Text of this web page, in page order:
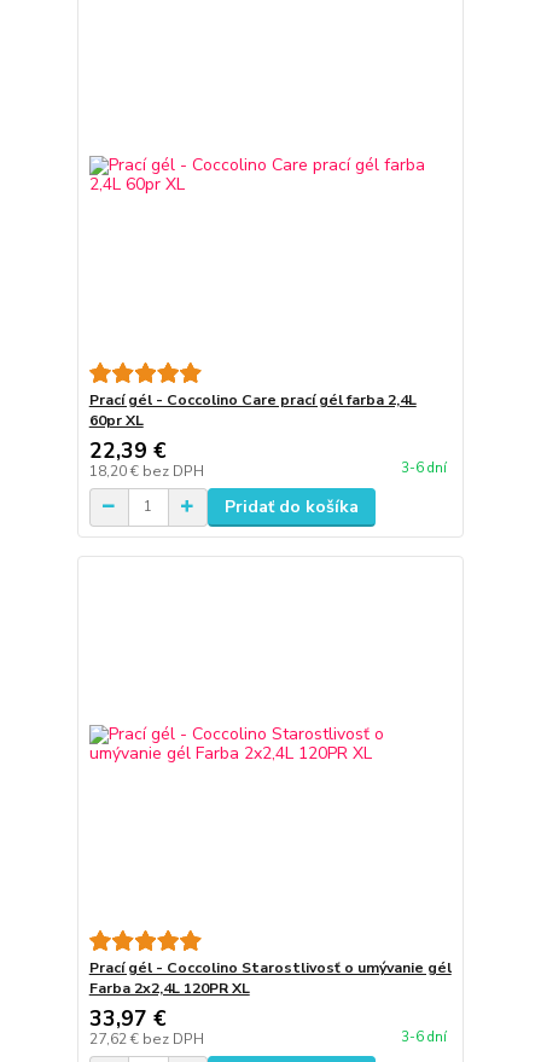
Prací gél - Coccolino Care prací gél farba 2,4L
60pr XL
22,39 €
18,20 € bez DPH 3-6 dní
Pridať do košíka
Prací gél - Coccolino Starostlivosť o umývanie gél
Farba 2x2,4L 120PR XL
33,97 €
27,62 € bez DPH 3-6 dní